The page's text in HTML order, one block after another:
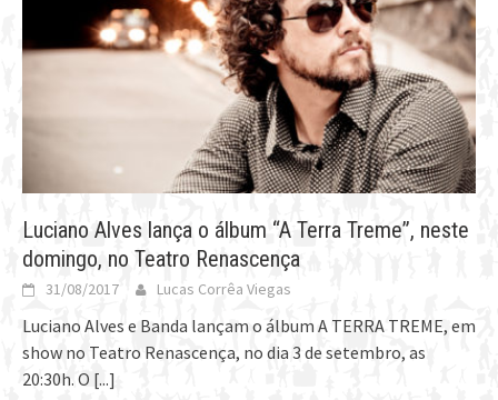
Luciano Alves lança o álbum “A Terra Treme”, neste
domingo, no Teatro Renascença
31/08/2017 Lucas Corrêa Viegas
Luciano Alves e Banda lançam o álbum A TERRA TREME, em
show no Teatro Renascença, no dia 3 de setembro, as
20:30h. O [...]